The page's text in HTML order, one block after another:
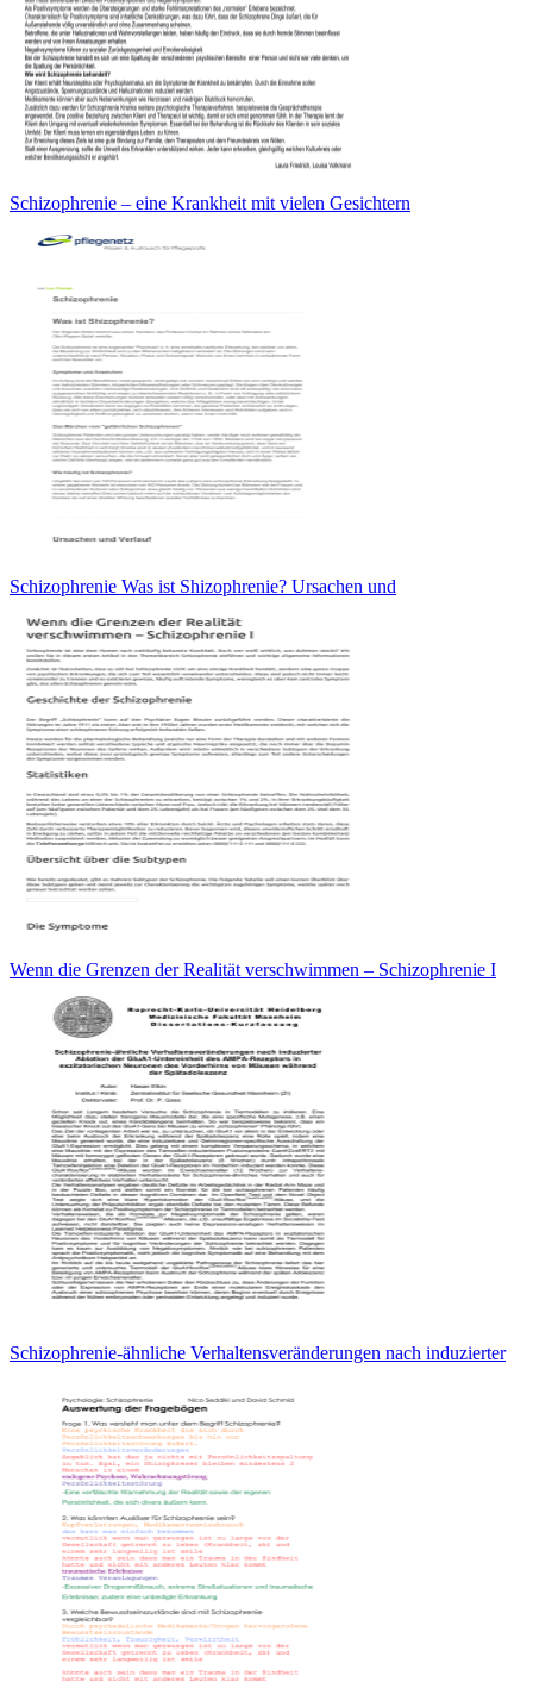
Schizophrenie – eine Krankheit mit vielen Gesichtern
Schizophrenie Was ist Shizophrenie? Ursachen und
Wenn die Grenzen der Realität verschwimmen – Schizophrenie I
Schizophrenie-ähnliche Verhaltensveränderungen nach induzierter